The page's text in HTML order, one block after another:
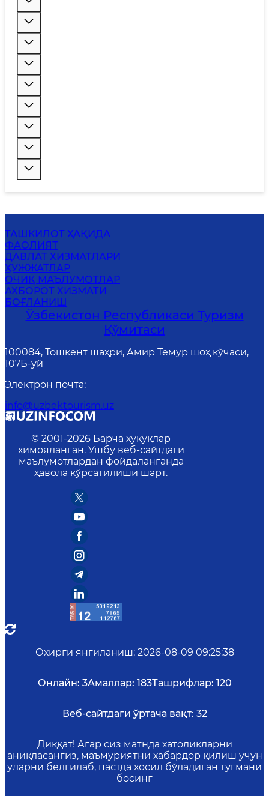
ТАШКИЛОТ ҲАҚИДА
ФАОЛИЯТ
ДАВЛАТ ХИЗМАТЛАРИ
ҲУЖЖАТЛАР
ОЧИҚ МАЪЛУМОТЛАР
АХБОРОТ ХИЗМАТИ
БОҒЛАНИШ
Ўзбекистон Республикаси Туризм
Қўмитаси
100084, Тошкент шаҳри, Амир Темур шоҳ кўчаси,
107Б-уй
Электрон почта:
info@uzbektourism.uz
© 2001-2026 Барча ҳуқуқлар
ҳимояланган. Ушбу веб-сайтдаги
маълумотлардан фойдаланганда
ҳавола кўрсатилиши шарт.
Охирги янгиланиш: 2026-08-09 09:25:38
Онлайн: 3Амаллар: 183Ташрифлар: 120
Веб-сайтдаги ўртача вақт: 32
Диққат! Агар сиз матнда хатоликларни
аниқласангиз, маъмуриятни хабардор қилиш учун
уларни белгилаб, пастда ҳосил бўладиган тугмани
босинг